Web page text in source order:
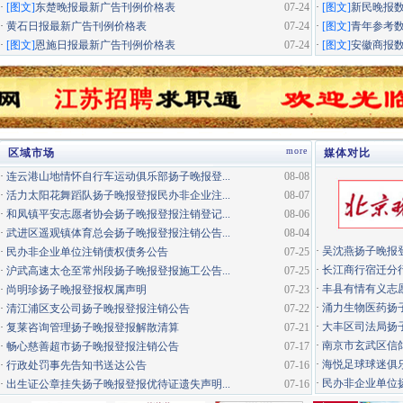
07-24
· [图文]东楚晚报最新广告刊例价格表
07-24
· 黄石日报最新广告刊例价格表
07-24
· [图文]恩施日报最新广告刊例价格表
· [图文]新民晚报
· [图文]青年参考
· [图文]安徽商报
more
区域市场
媒体对比
08-08
· 连云港山地情怀自行车运动俱乐部扬子晚报登...
08-07
· 活力太阳花舞蹈队扬子晚报登报民办非企业注...
08-06
· 和凤镇平安志愿者协会扬子晚报登报注销登记...
08-04
· 武进区遥观镇体育总会扬子晚报登报注销公告...
07-25
· 民办非企业单位注销债权债务公告
07-25
· 沪武高速太仓至常州段扬子晚报登报施工公告...
07-23
· 尚明珍扬子晚报登报权属声明
07-22
· 清江浦区支公司扬子晚报登报注销公告
07-21
· 复莱咨询管理扬子晚报登报解散清算
07-17
· 畅心慈善超市扬子晚报登报注销公告
07-16
· 行政处罚事先告知书送达公告
07-16
· 出生证公章挂失扬子晚报登报优待证遗失声明...
· 吴沈燕扬子晚报
· 长江商行宿迁分
· 丰县有情有义志
· 涌力生物医药扬
· 大丰区司法局扬
· 南京市玄武区信
· 海悦足球球迷俱
· 民办非企业单位